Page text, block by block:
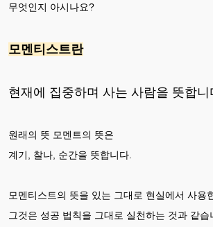
무엇인지 아시나요?
모멘티스트란
현재에 집중하며 사는 사람을 뜻합니
원래의 뜻 모멘트의 뜻은
계기, 찰나, 순간을 뜻합니다.
모멘티스트의 뜻을 있는 그대로 현실에서 사용
그것은 성공 법칙을 그대로 실천하는 것과 같습